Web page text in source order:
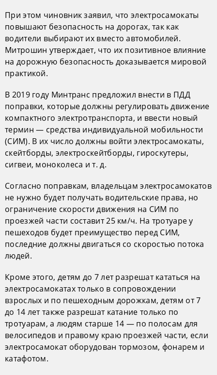
При этом чиновник заявил, что электросамокаты
повышают безопасность на дорогах, так как
водители выбирают их вместо автомобилей.
Митрошин утверждает, что их позитивное влияние
на дорожную безопасность доказывается мировой
практикой.
В 2019 году Минтранс предложил внести в ПДД
поправки, которые должны регулировать движение
компактного электротранспорта, и ввести новый
термин — средства индивидуальной мобильности
(СИМ). В их число должны войти электросамокаты​,
скейтборды, электроскейтборды, гироскутеры,
сигвеи, моноколеса и т. д.
Согласно поправкам, владельцам электросамокатов
не нужно будет получать водительские права, но
ограничение скорости движения на СИМ по
проезжей части составит 25 км/ч. На тротуаре у
пешеходов будет преимущество перед СИМ,
последние должны двигаться со скоростью потока
людей.
Кроме этого, детям до 7 лет разрешат кататься на
электросамокатах только в сопровождении
взрослых и по пешеходным дорожкам, детям от 7
до 14 лет также разрешат катание только по
тротуарам, а людям старше 14 — по полосам для
велосипедов и правому краю проезжей части, если
электросамокат оборудован тормозом, фонарем и
катафотом.